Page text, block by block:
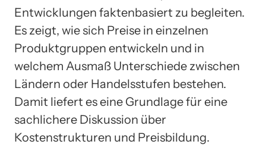
Entwicklungen faktenbasiert zu begleiten.
Es zeigt, wie sich Preise in einzelnen
Produktgruppen entwickeln und in
welchem Ausmaß Unterschiede zwischen
Ländern oder Handelsstufen bestehen.
Damit liefert es eine Grundlage für eine
sachlichere Diskussion über
Kostenstrukturen und Preisbildung.